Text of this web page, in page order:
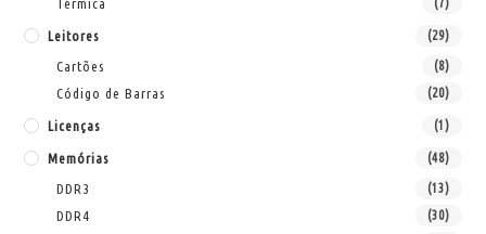
Térmica (7)
Leitores (29)
Cartões (8)
Código de Barras (20)
Licenças (1)
Memórias (48)
DDR3 (13)
DDR4 (30)